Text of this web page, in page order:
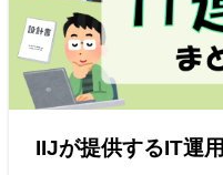
IIJが提供するIT運用